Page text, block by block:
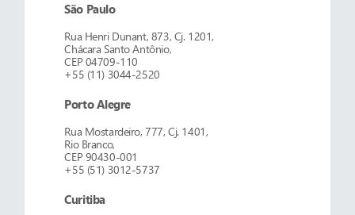
São Paulo
Rua Henri Dunant, 873, Cj. 1201,
Chácara Santo Antônio,
CEP 04709-110
+55 (11) 3044-2520
Porto Alegre
Rua Mostardeiro, 777, Cj. 1401,
Rio Branco,
CEP 90430-001
+55 (51) 3012-5737
Curitiba